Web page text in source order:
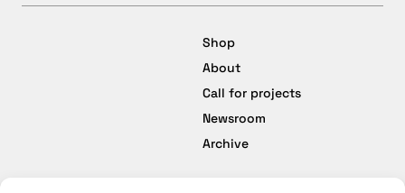
Shop
About
Call for projects
Newsroom
Archive